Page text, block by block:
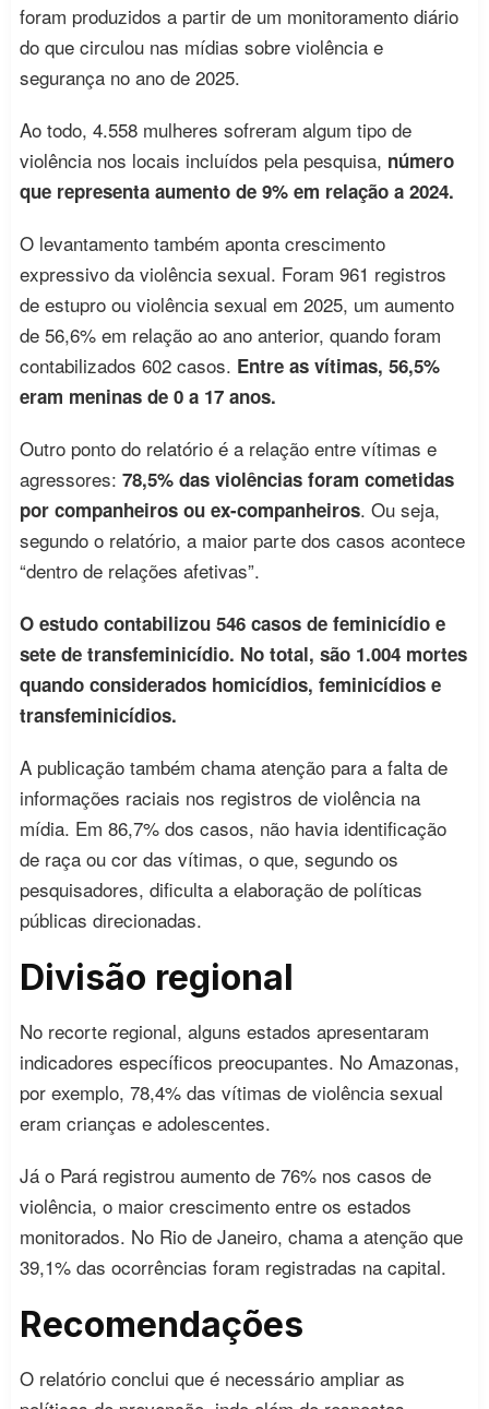
foram produzidos a partir de um monitoramento diário
do que circulou nas mídias sobre violência e
segurança no ano de 2025.
Ao todo, 4.558 mulheres sofreram algum tipo de
violência nos locais incluídos pela pesquisa, número
que representa aumento de 9% em relação a 2024.
O levantamento também aponta crescimento
expressivo da violência sexual. Foram 961 registros
de estupro ou violência sexual em 2025, um aumento
de 56,6% em relação ao ano anterior, quando foram
contabilizados 602 casos. Entre as vítimas, 56,5%
eram meninas de 0 a 17 anos.
Outro ponto do relatório é a relação entre vítimas e
agressores: 78,5% das violências foram cometidas
por companheiros ou ex-companheiros. Ou seja,
segundo o relatório, a maior parte dos casos acontece
“dentro de relações afetivas”.
O estudo contabilizou 546 casos de feminicídio e
sete de transfeminicídio. No total, são 1.004 mortes
quando considerados homicídios, feminicídios e
transfeminicídios.
A publicação também chama atenção para a falta de
informações raciais nos registros de violência na
mídia. Em 86,7% dos casos, não havia identificação
de raça ou cor das vítimas, o que, segundo os
pesquisadores, dificulta a elaboração de políticas
públicas direcionadas.
Divisão regional
No recorte regional, alguns estados apresentaram
indicadores específicos preocupantes. No Amazonas,
por exemplo, 78,4% das vítimas de violência sexual
eram crianças e adolescentes.
Já o Pará registrou aumento de 76% nos casos de
violência, o maior crescimento entre os estados
monitorados. No Rio de Janeiro, chama a atenção que
39,1% das ocorrências foram registradas na capital.
Recomendações
O relatório conclui que é necessário ampliar as